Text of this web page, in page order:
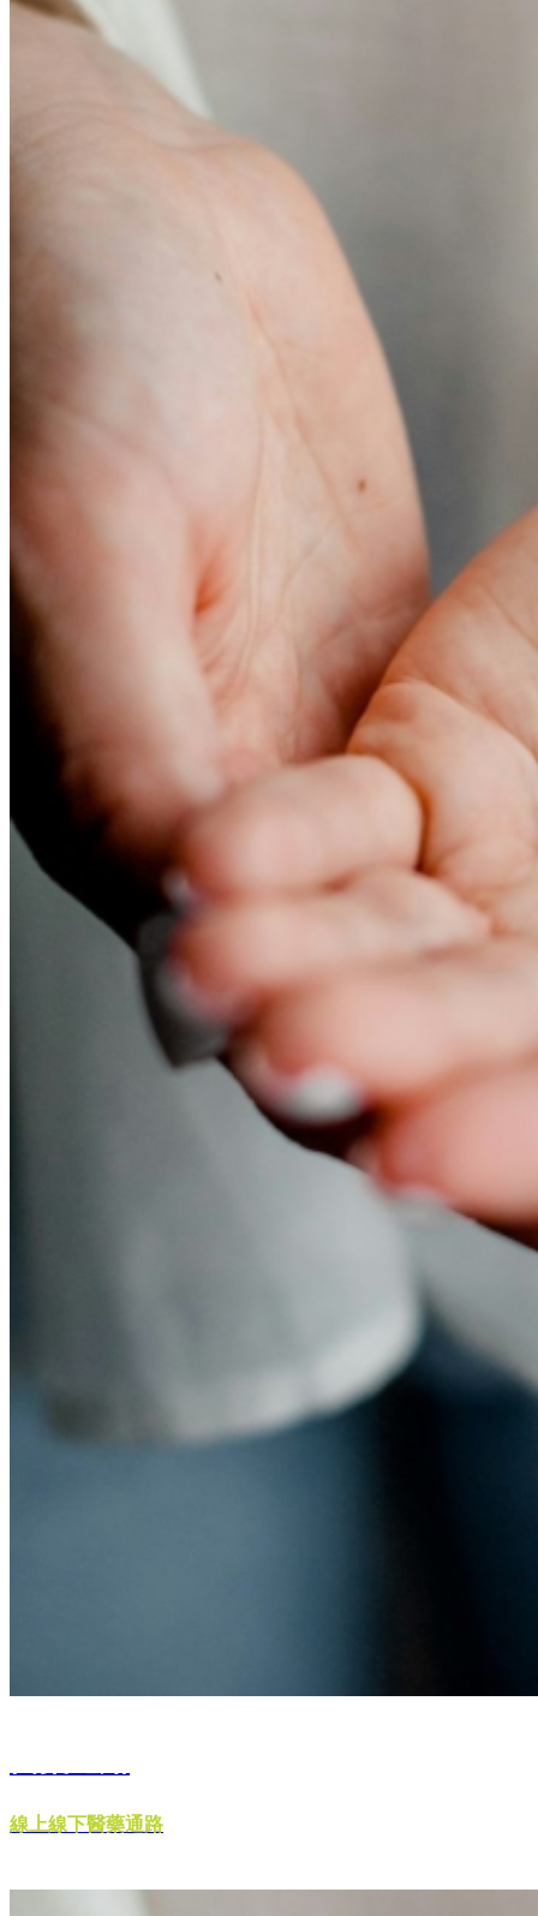
線上線下醫藥通路